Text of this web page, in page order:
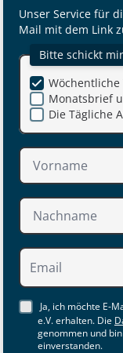
Unser Service für
Mail mit dem Link
Bitte schickt
Monatsbrief
Die Tägliche
Wöchentliche
Ja, ich möchte E-
e.V. erhalten. Die
genommen und
einverstanden.